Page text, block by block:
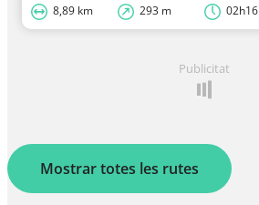
8,89 km 293 m 02h16
Publicitat
Mostrar totes les rutes